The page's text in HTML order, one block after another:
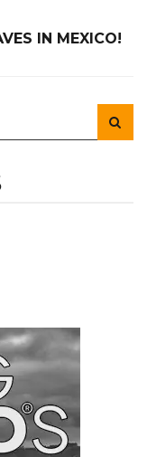
IN MEXICO!